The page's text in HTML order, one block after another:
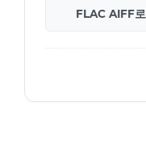
FLAC AIFF로